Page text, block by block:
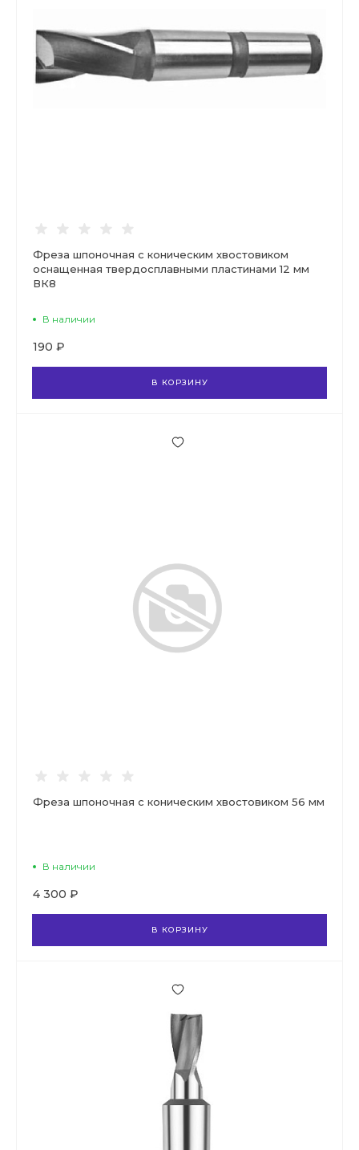
Фреза шпоночная с коническим хвостовиком
оснащенная твердосплавными пластинами 12 мм
ВК8
В наличии
190 ₽
В КОРЗИНУ
Фреза шпоночная с коническим хвостовиком 56 мм
В наличии
4 300 ₽
В КОРЗИНУ